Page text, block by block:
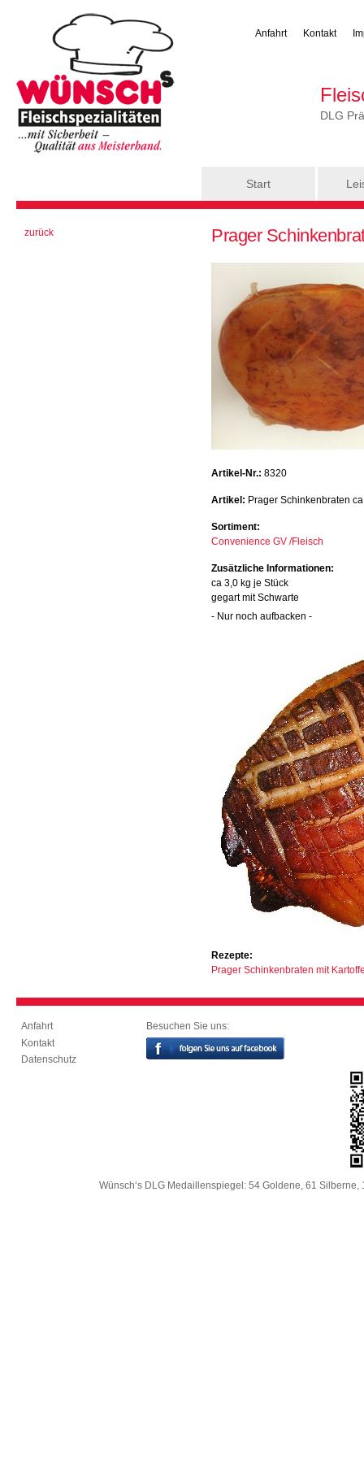
Anfahrt Kontakt
DLG
Start
zurück Prager
Artikel-Nr.: 8320
Artikel: Prager Schinkenbraten
Sortiment:
Convenience GV /Fleisch
Zusätzliche Informationen:
ca 3,0 kg je Stück
gegart mit Schwarte
- Nur noch aufbacken -
Rezepte:
Prager Schinkenbraten mit
Anfahrt
Kontakt
Datenschutz
Besuchen Sie uns:
Wünsch‘s DLG Medaillenspiegel: 54 Goldene, 61